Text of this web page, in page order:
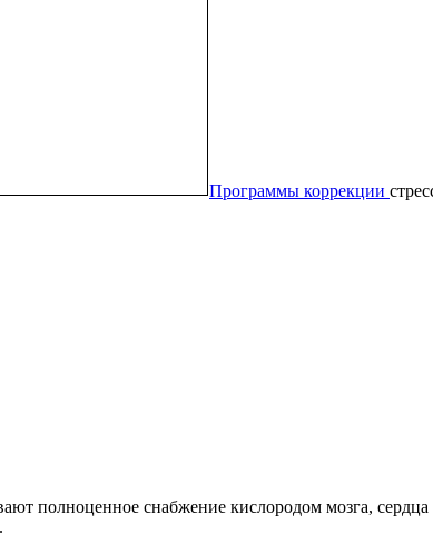
Программы коррекции
полноценное снабжение кислородом мозга, сердца